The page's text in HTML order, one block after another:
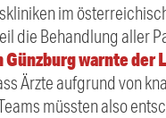
im
die Behandlung aller
Günzburg warnte
Ärzte aufgrund von
müssten also